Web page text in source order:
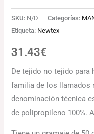
SKU: N/D Categorías:
Etiqueta: Newtex
31.43€
De tejido no tejido para
familia de los llamados
denominación técnica
de polipropileno 100%.